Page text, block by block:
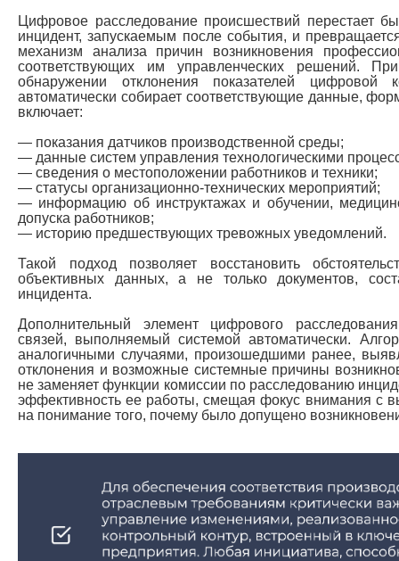
Цифровое расследование происшествий перестает
инцидент, запускаемым после события, и
механизм анализа причин возникновения
соответствующих им управленческих решений.
обнаружении отклонения показателей цифровой
автоматически собирает соответствующие данные,
включает:
— показания датчиков производственной среды;
— данные систем управления технологическими
— сведения о местоположении работников и техники;
— статусы организационно-технических мероприятий;
— информацию об инструктажах и обучении,
допуска работников;
— историю предшествующих тревожных уведомлений.
Такой подход позволяет восстановить
объективных данных, а не только документов,
инцидента.
Дополнительный элемент цифрового
связей, выполняемый системой автоматически.
аналогичными случаями, произошедшими ранее,
отклонения и возможные системные причины
не заменяет функции комиссии по расследованию
эффективность ее работы, смещая фокус внимания с
на понимание того, почему было допущено